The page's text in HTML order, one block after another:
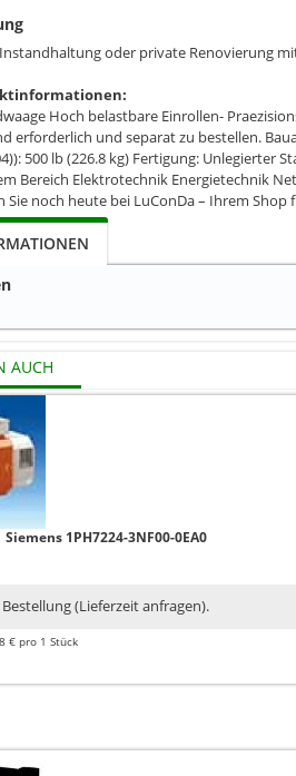
oder private Renovierung
Hoch belastbare Einrollen-
erforderlich und separat zu bestellen.
500 lb (226.8 kg) Fertigung:
Bereich Elektrotechnik Energietechnik
Sie noch heute bei LuConDa – Ihrem
AUCH
Siemens 1PH7224-3NF00-0EA0
(Lieferzeit anfragen).
€ pro 1 Stück